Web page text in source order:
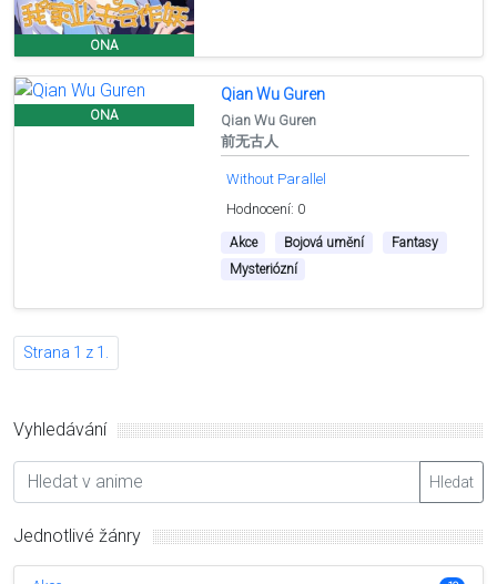
ONA
ONA
Qian Wu Guren
Qian Wu Guren
前无古人
Without Parallel
Hodnocení: 0
Akce Bojová umění
Fantasy
Mysteriózní
Strana 1 z 1.
Vyhledávání
Hledat
Jednotlivé žánry